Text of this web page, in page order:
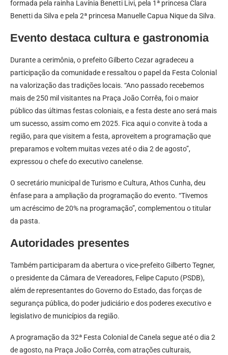
formada pela rainha Lavínia Benetti Livi, pela 1ª princesa Clara
Benetti da Silva e pela 2ª princesa Manuelle Capua Nique da Silva.
Evento destaca cultura e gastronomia
Durante a cerimônia, o prefeito Gilberto Cezar agradeceu a
participação da comunidade e ressaltou o papel da Festa Colonial
na valorização das tradições locais. “Ano passado recebemos
mais de 250 mil visitantes na Praça João Corrêa, foi o maior
público das últimas festas coloniais, e a festa deste ano será mais
um sucesso, assim como em 2025. Fica aqui o convite à toda a
região, para que visitem a festa, aproveitem a programação que
preparamos e voltem muitas vezes até o dia 2 de agosto”,
expressou o chefe do executivo canelense.
O secretário municipal de Turismo e Cultura, Athos Cunha, deu
ênfase para a ampliação da programação do evento. “Tivemos
um acréscimo de 20% na programação”, complementou o titular
da pasta.
Autoridades presentes
Também participaram da abertura o vice-prefeito Gilberto Tegner,
o presidente da Câmara de Vereadores, Felipe Caputo (PSDB),
além de representantes do Governo do Estado, das forças de
segurança pública, do poder judiciário e dos poderes executivo e
legislativo de municípios da região.
A programação da 32ª Festa Colonial de Canela segue até o dia 2
de agosto, na Praça João Corrêa, com atrações culturais,